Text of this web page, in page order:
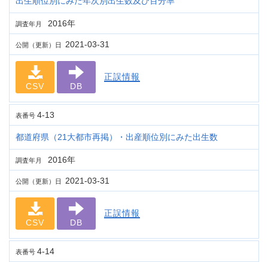
調査年月 2016年
公開（更新）日 2021-03-31
CSV DB
正誤情報
表番号 4-13
都道府県（21大都市再掲）・出産順位別にみた出生数
調査年月 2016年
公開（更新）日 2021-03-31
CSV DB
正誤情報
表番号 4-14